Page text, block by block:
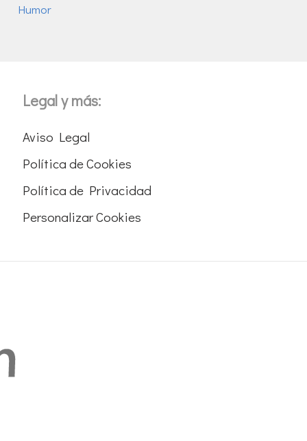
Humor
Legal y más:
Aviso Legal
Política de Cookies
Política de Privacidad
Personalizar Cookies